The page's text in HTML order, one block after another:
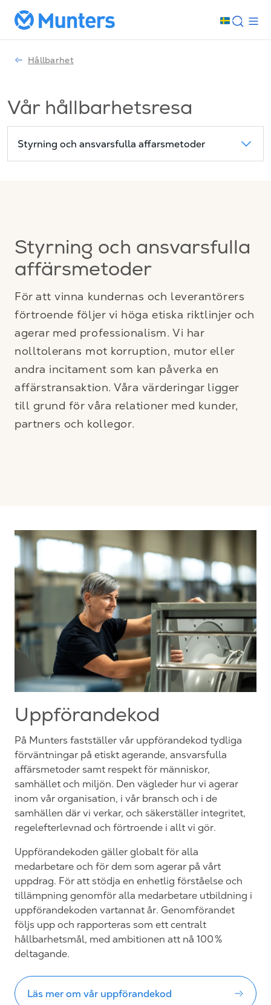
Hållbarhet
Vår hållbarhetsresa
Styrning och ansvarsfulla affarsmetoder
Styrning och ansvarsfulla
affärsmetoder
För att vinna kundernas och leverantörers
förtroende följer vi höga etiska riktlinjer och
agerar med professionalism. Vi har
nolltolerans mot korruption, mutor eller
andra incitament som kan påverka en
affärstransaktion. Våra värderingar ligger
till grund för våra relationer med kunder,
partners och kollegor.
Uppförandekod
På Munters fastställer vår uppförandekod tydliga
förväntningar på etiskt agerande, ansvarsfulla
affärsmetoder samt respekt för människor,
samhället och miljön. Den vägleder hur vi agerar
inom vår organisation, i vår bransch och i de
samhällen där vi verkar, och säkerställer integritet,
regelefterlevnad och förtroende i allt vi gör.
Uppförandekoden gäller globalt för alla
medarbetare och för dem som agerar på vårt
uppdrag. För att stödja en enhetlig förståelse och
tillämpning genomför alla medarbetare utbildning i
uppförandekoden vartannat år. Genomförandet
följs upp och rapporteras som ett centralt
hållbarhetsmål, med ambitionen att nå 100 %
deltagande.
Läs mer om vår uppförandekod